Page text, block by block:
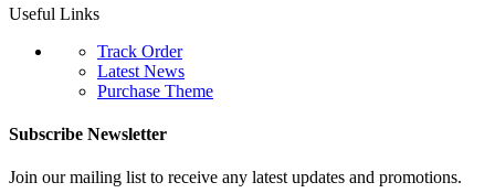
Useful Links
Track Order
Latest News
Purchase Theme
Subscribe Newsletter
Join our mailing list to receive any latest updates and promotions.